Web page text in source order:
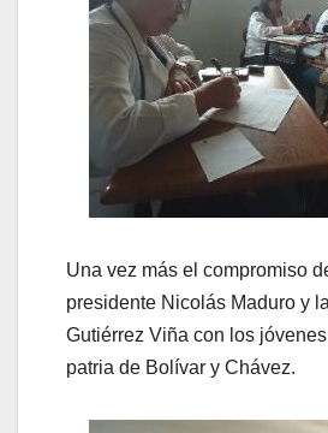
Una vez más el compromiso
presidente Nicolás Maduro y
Gutiérrez Viña con los
patria de Bolívar y Chávez.